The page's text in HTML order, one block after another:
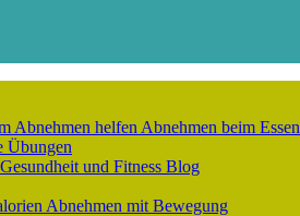
Abnehmen helfen Abnehmen beim Essen
Übungen
und Fitness Blog
Abnehmen mit Bewegung